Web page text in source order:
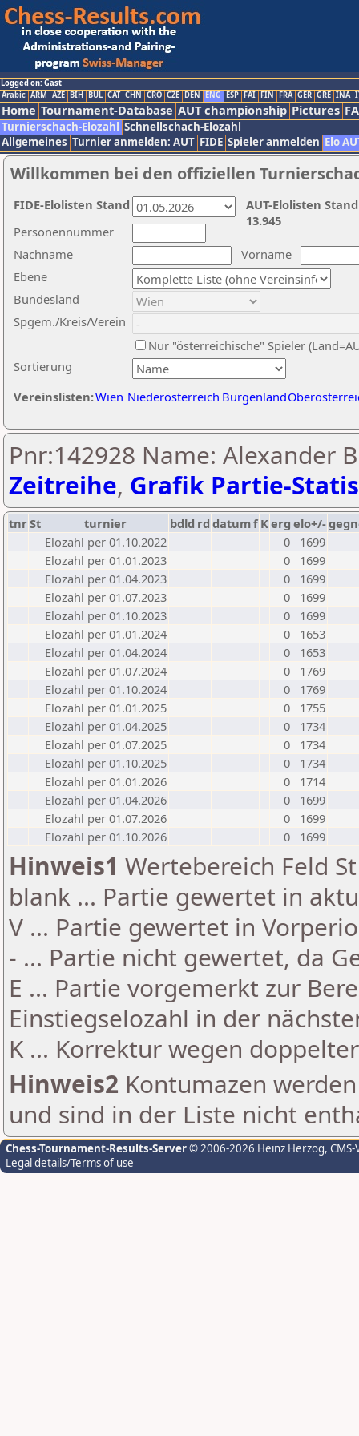
Logged on: Gast
Arabic ARM AZE BIH BUL CAT CHN CRO CZE DEN ENG ESP FAI FIN FRA GER GRE INA
Home Tournament-Database AUT championship Pictures
Turnierschach-Elozahl Schnellschach-Elozahl
Allgemeines Turnier anmelden: AUT FIDE Spieler anmelden Elo
Willkommen bei den offiziellen
Nachname
Vorname
Ebene
Sortierung
Personennummer
Bundesland
Spgem./Kreis/Verein
Nur "österreichische" Spieler
Vereinslisten:Wien Niederösterreich Burgenland
AUT-Elolisten
13.945
FIDE-Elolisten Stand
Pnr:142928 Name: Alexander
Zeitreihe, Grafik Partie-
tnrSt turnier bdld rd datumf Kerg elo+/-
Elozahl per 01.10.2022
0
1699
Elozahl per 01.01.2023
0
1699
Elozahl per 01.04.2023
0
1699
Elozahl per 01.07.2023
0
1699
Elozahl per 01.10.2023
0
1699
Elozahl per 01.01.2024
0
1653
Elozahl per 01.04.2024
0
1653
Elozahl per 01.07.2024
0
1769
Elozahl per 01.10.2024
0
1769
Elozahl per 01.01.2025
0
1755
Elozahl per 01.04.2025
0
1734
Elozahl per 01.07.2025
0
1734
Elozahl per 01.10.2025
0
1734
Elozahl per 01.01.2026
0
1714
Elozahl per 01.04.2026
0
1699
Elozahl per 01.07.2026
0
1699
Elozahl per 01.10.2026
0 1699
Hinweis1 Wertebereich Feld
blank ... Partie gewertet in
V ... Partie gewertet in
- ... Partie nicht gewertet, da
E ... Partie vorgemerkt zur
Einstiegselozahl in der
K ... Korrektur wegen
Hinweis2 Kontumazen
und sind in der Liste nicht
Chess-Tournament-Results-Server© 2006-2026 Heinz Herzog,
Legal details/Terms of use